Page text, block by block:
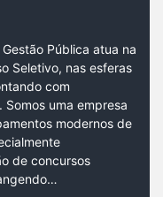
Pública atua na
Seletivo, nas esferas
com
uma empresa
modernos de
de concursos